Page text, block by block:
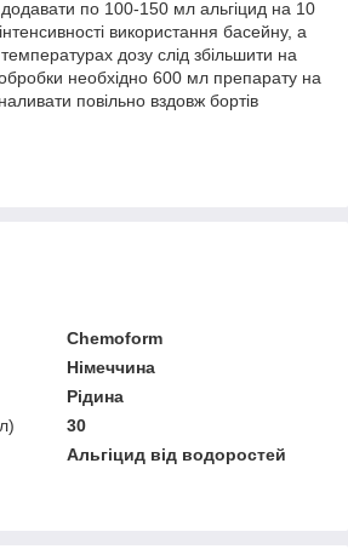
додавати по 100-150 мл альгіцид на 10
використання басейну, а
дозу слід збільшити на
необхідно 600 мл препарату на
повільно вздовж бортів
Chemoform
Німеччина
Рідина
30
Альгіцид від водоростей